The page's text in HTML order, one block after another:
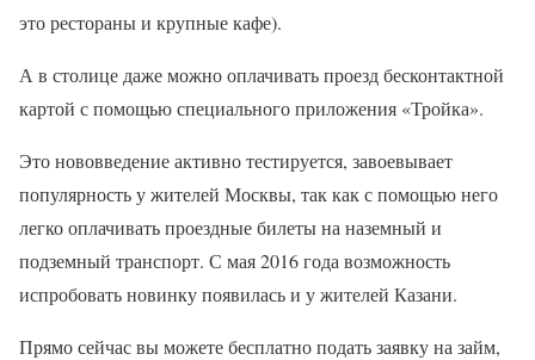
это рестораны и крупные кафе).
А в столице даже можно оплачивать проезд бесконтактной
картой с помощью специального приложения «Тройка».
Это нововведение активно тестируется, завоевывает
популярность у жителей Москвы, так как с помощью него
легко оплачивать проездные билеты на наземный и
подземный транспорт. С мая 2016 года возможность
испробовать новинку появилась и у жителей Казани.
Прямо сейчас вы можете бесплатно подать заявку на займ,